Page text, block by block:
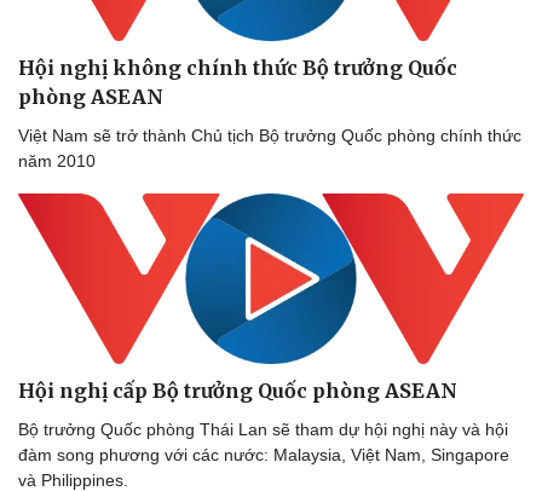
Hội nghị không chính thức Bộ trưởng Quốc
phòng ASEAN
Việt Nam sẽ trở thành Chủ tịch Bộ trưởng Quốc phòng chính thức
năm 2010
Hội nghị cấp Bộ trưởng Quốc phòng ASEAN
Bộ trưởng Quốc phòng Thái Lan sẽ tham dự hội nghị này và hội
đàm song phương với các nước: Malaysia, Việt Nam, Singapore
và Philippines.